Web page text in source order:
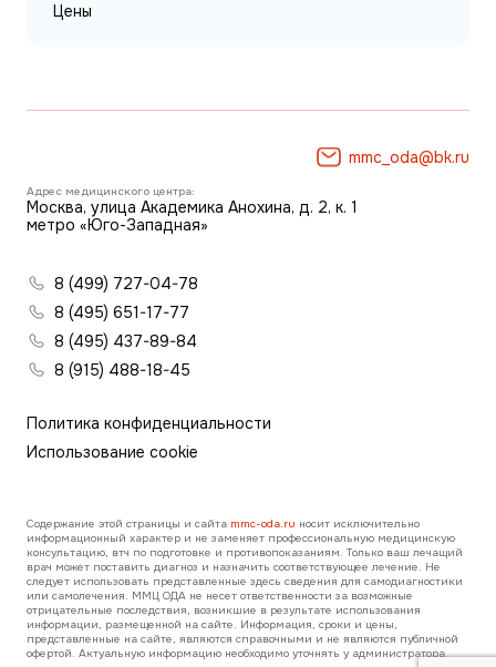
Цены
Адрес медицинского центра:
Москва, улица Академика Анохина, д. 2, к. 1
метро «Юго-Западная»
8 (499) 727-04-78
8 (495) 651-17-77
8 (495) 437-89-84
8 (915) 488-18-45
Политика конфиденциальности
Использование cookie
mmc_oda@bk.ru
Содержание этой страницы и сайта mmc-oda.ru носит исключительно
информационный характер и не заменяет профессиональную медицинскую
консультацию, втч по подготовке и противопоказаниям. Только ваш лечащий
врач может поставить диагноз и назначить соответствующее лечение. Не
следует использовать представленные здесь сведения для самодиагностики
или самолечения. ММЦ ОДА не несет ответственности за возможные
отрицательные последствия, возникшие в результате использования
информации, размещенной на сайте. Информация, сроки и цены,
представленные на сайте, являются справочными и не являются публичной
офертой. Актуальную информацию необходимо уточнять у администратора.